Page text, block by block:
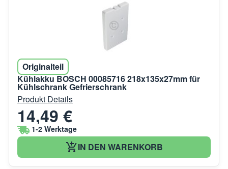
Originalteil
Kühlakku BOSCH 00085716 218x135x27mm für
Kühlschrank Gefrierschrank
Produkt Details
14,49 €
1-2 Werktage
IN DEN WARENKORB